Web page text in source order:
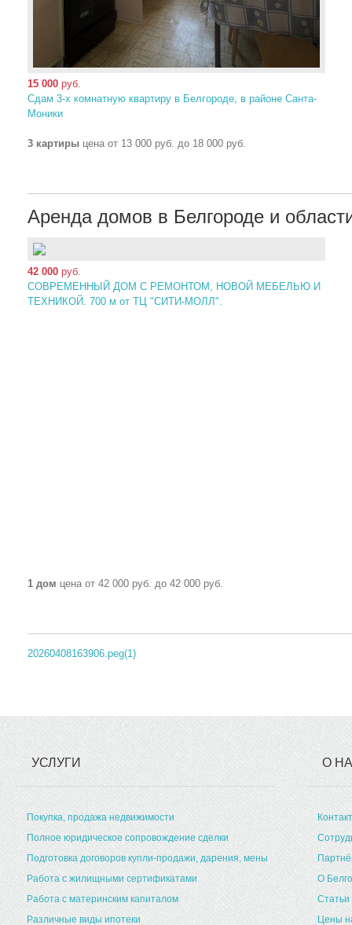
15 000 руб.
Сдам 3-х комнатную квартиру в Белгороде, в районе Санта-
Моники
3 картиры цена от 13 000 руб. до 18 000 руб.
Аренда домов в Белгороде и
42 000 руб.
СОВРЕМЕННЫЙ ДОМ С РЕМОНТОМ, НОВОЙ МЕБЕЛЬЮ И
ТЕХНИКОЙ. 700 м от ТЦ "СИТИ-МОЛЛ".
1 дом цена от 42 000 руб. до 42 000 руб.
20260408163906.peg(1)
УСЛУГИ
Покупка, продажа недвижимости
Полное юридическое сопровождение сделки
Подготовка договоров купли-продажи, дарения, мены
Работа с жилищными сертификатами
Работа с материнским капиталом
Различные виды ипотеки
О
О
Статьи
Цены